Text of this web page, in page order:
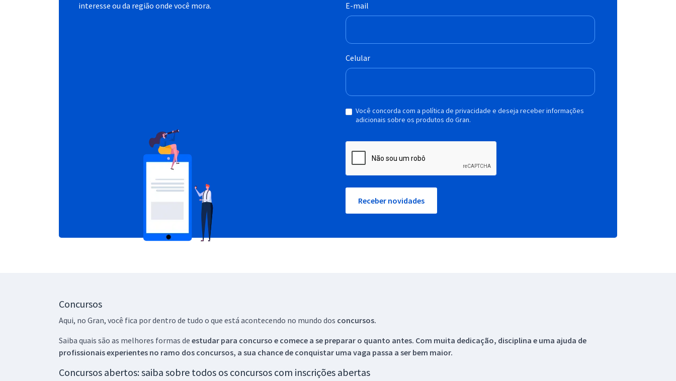
interesse ou da região onde você mora.
E-mail
Celular
Você concorda com a política de privacidade e deseja receber informações
adicionais sobre os produtos do Gran.
Receber novidades
Concursos
Aqui, no Gran, você fica por dentro de tudo o que está acontecendo no mundo dos concursos.
Saiba quais são as melhores formas de estudar para concurso e comece a se preparar o quanto antes. Com muita dedicação, disciplina e uma ajuda de
profissionais experientes no ramo dos concursos, a sua chance de conquistar uma vaga passa a ser bem maior.
Concursos abertos: saiba sobre todos os concursos com inscrições abertas